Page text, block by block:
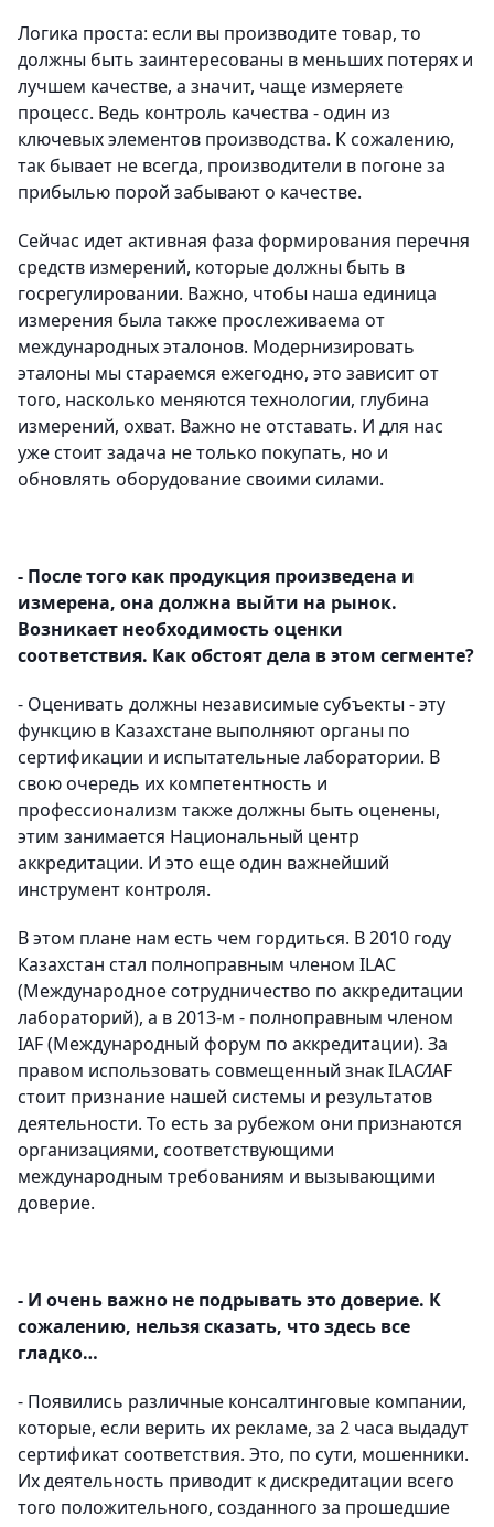
Логика проста: если вы производите товар, то
должны быть заинтересованы в меньших потерях и
лучшем качестве, а значит, чаще измеряете
процесс. Ведь контроль качества - один из
ключевых элементов производства. К сожалению,
так бывает не всегда, производители в погоне за
прибылью порой забывают о качестве.
Сейчас идет активная фаза формирования перечня
средств измерений, которые должны быть в
госрегулировании. Важно, чтобы наша единица
измерения была также прослеживаема от
международных эталонов. Модернизировать
эталоны мы стараемся ежегодно, это зависит от
того, насколько меняются технологии, глубина
измерений, охват. Важно не отставать. И для нас
уже стоит задача не только покупать, но и
обновлять оборудование своими силами.
- После того как продукция произведена и
измерена, она должна выйти на рынок.
Возникает необходимость оценки
соответствия. Как обстоят дела в этом сегменте?
- Оценивать должны независимые субъекты - эту
функцию в Казахстане выполняют органы по
сертификации и испытательные лаборатории. В
свою очередь их компетентность и
профессионализм также должны быть оценены,
этим занимается Национальный центр
аккредитации. И это еще один важнейший
инструмент контроля.
В этом плане нам есть чем гордиться. В 2010 году
Казахстан стал полноправным членом ILAC
(Международное сотрудничество по аккредитации
лабораторий), а в 2013-м - полноправным членом
IAF (Международный форум по аккредитации). За
правом использовать совмещенный знак ILAC⁄IAF
стоит признание нашей системы и результатов
деятельности. То есть за рубежом они признаются
организациями, соответствующими
международным требованиям и вызывающими
доверие.
- И очень важно не подрывать это доверие. К
сожалению, нельзя сказать, что здесь все
гладко…
- Появились различные консалтинговые компании,
которые, если верить их рекламе, за 2 часа выдадут
сертификат соответствия. Это, по сути, мошенники.
Их деятельность приводит к дискредитации всего
того положительного, созданного за прошедшие